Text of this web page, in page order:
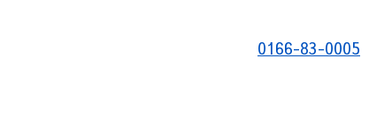
0166-83-0005